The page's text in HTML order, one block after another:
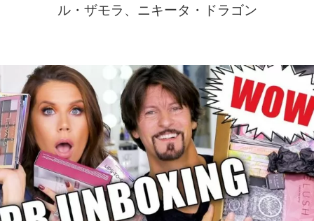
ル・ザモラ、ニキータ・ドラゴン